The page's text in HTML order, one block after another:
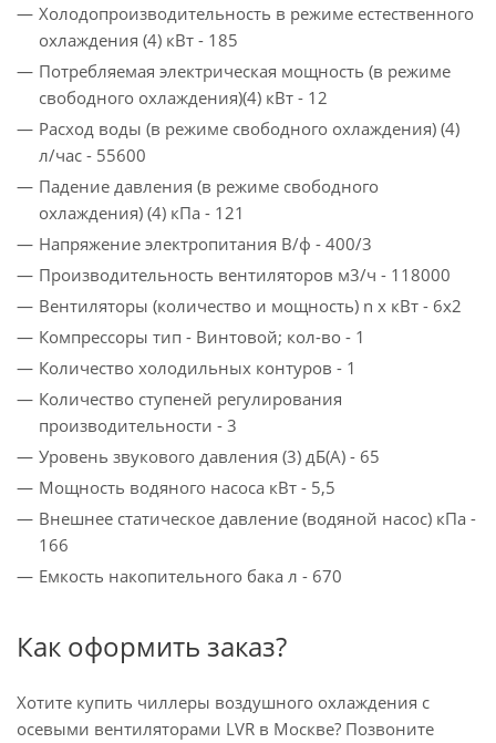
Холодопроизводительность в режиме естественного
охлаждения (4) кВт - 185
Потребляемая электрическая мощность (в режиме
свободного охлаждения)(4) кВт - 12
Расход воды (в режиме свободного охлаждения) (4)
л/час - 55600
Падение давления (в режиме свободного
охлаждения) (4) кПа - 121
Напряжение электропитания В/ф - 400/3
Производительность вентиляторов м3/ч - 118000
Вентиляторы (количество и мощность) n x кВт - 6x2
Компрессоры тип - Винтовой; кол-во - 1
Количество холодильных контуров - 1
Количество ступеней регулирования
производительности - 3
Уровень звукового давления (3) дБ(A) - 65
Мощность водяного насоса кВт - 5,5
Внешнее статическое давление (водяной насос) кПа -
166
Емкость накопительного бака л - 670
Как оформить заказ?
Хотите купить чиллеры воздушного охлаждения с
осевыми вентиляторами LVR в Москве? Позвоните